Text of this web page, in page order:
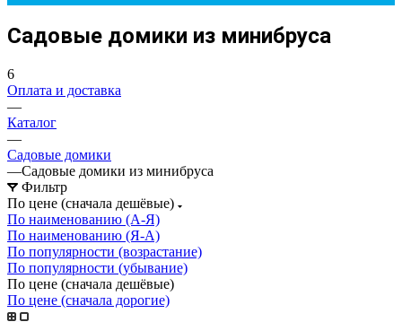
Садовые домики из минибруса
6
Оплата и доставка
—
Каталог
—
Садовые домики
—Садовые домики из минибруса
Фильтр
По цене (сначала дешёвые)
По наименованию (А-Я)
По наименованию (Я-А)
По популярности (возрастание)
По популярности (убывание)
По цене (сначала дешёвые)
По цене (сначала дорогие)